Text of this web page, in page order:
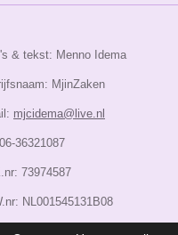
& tekst: Menno Idema
MjinZaken
mjcidema@live.nl
36321087
73974587
NL001545131B08